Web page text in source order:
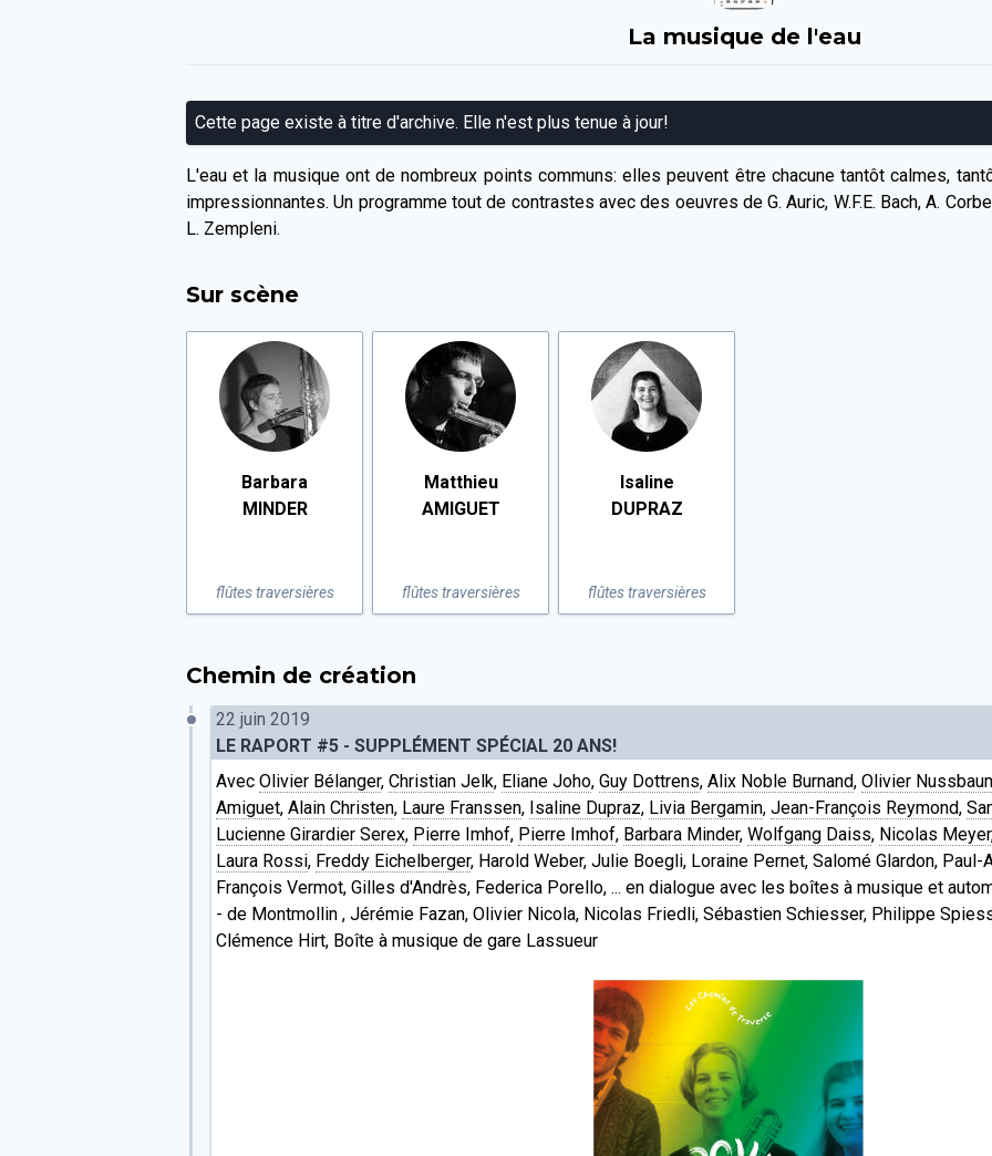
La musique de l'eau
Cette page existe à titre d'archive. Elle n'est plus tenue à jour!
L'eau et la musique ont de nombreux points communs: elles peuvent être chacune tantôt calmes,
impressionnantes. Un programme tout de contrastes avec des oeuvres de G. Auric, W.F.E. Bach, A.
L. Zempleni.
Sur scène
Barbara
MINDER
flûtes traversières
Matthieu
AMIGUET
flûtes traversières
Isaline
DUPRAZ
flûtes traversières
Chemin de création
22 juin 2019
LE RAPORT #5 - SUPPLÉMENT SPÉCIAL 20 ANS!
Avec Olivier Bélanger, Christian Jelk, Eliane Joho, Guy Dottrens, Alix Noble Burnand, Olivier
Amiguet, Alain Christen, Laure Franssen, Isaline Dupraz, Livia Bergamin, Jean-François Reymond,
Lucienne Girardier Serex, Pierre Imhof, Pierre Imhof, Barbara Minder, Wolfgang Daiss, Nicolas Meyer
Laura Rossi, Freddy Eichelberger, Harold Weber, Julie Boegli, Loraine Pernet, Salomé Glardon, Paul-
François Vermot, Gilles d'Andrès, Federica Porello, ... en dialogue avec les boîtes à musique et
- de Montmollin , Jérémie Fazan, Olivier Nicola, Nicolas Friedli, Sébastien Schiesser, Philippe
Clémence Hirt, Boîte à musique de gare Lassueur